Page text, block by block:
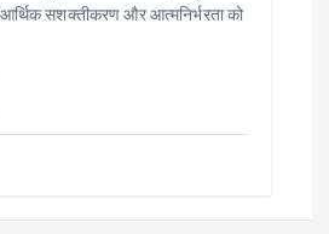
सशक्तीकरण और आत्मनिर्भरता को